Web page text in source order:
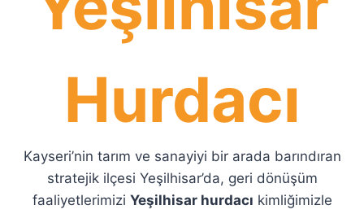
Hurdacı
Kayseri’nin tarım ve sanayiyi bir arada barındıran
stratejik ilçesi Yeşilhisar’da, geri dönüşüm
faaliyetlerimizi Yeşilhisar hurdacı kimliğimizle